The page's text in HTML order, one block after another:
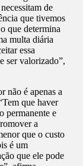
de
que tivemos
que determina
multa diária
essa
ser valorizado”,
não é apenas a
que haver
permanente e
a
que o custo
é um
que ele pode